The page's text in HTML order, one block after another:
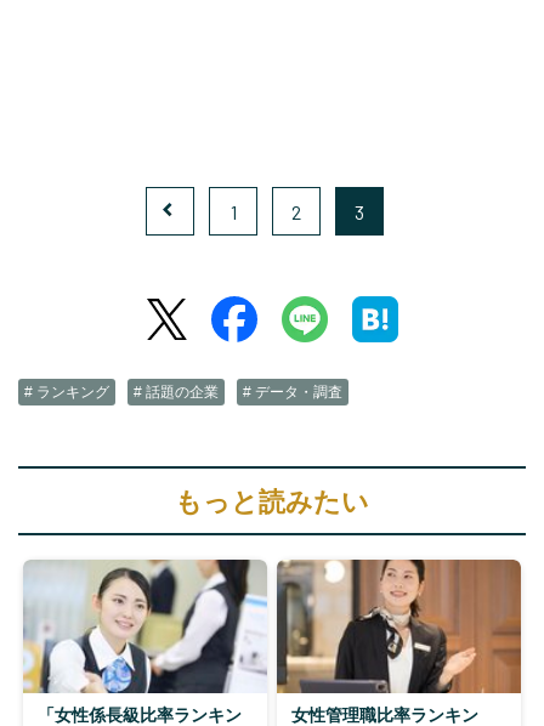
1 2 3
# ランキング # 話題の企業 # データ・調査
もっと読みたい
「女性係長級比率ランキン
女性管理職比率ランキン